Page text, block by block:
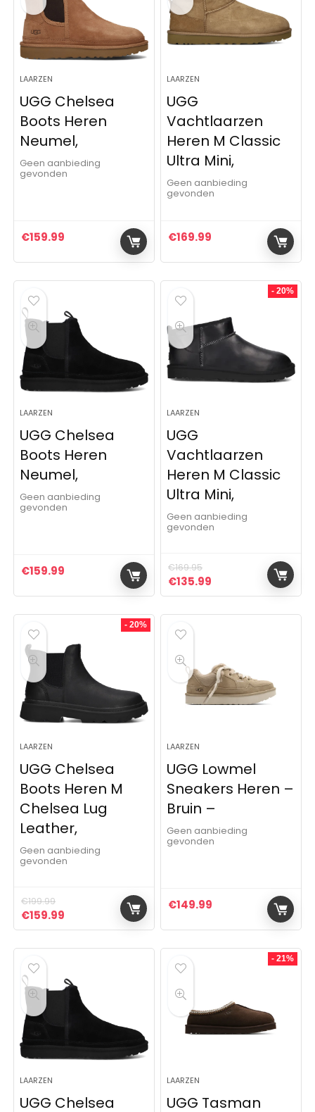
LAARZEN
UGG Chelsea
Boots Heren
Neumel,
Geen aanbieding
gevonden
€159.99
LAARZEN
UGG
Vachtlaarzen
Heren M Classic
Ultra Mini,
Geen aanbieding
gevonden
€169.99
LAARZEN
UGG Chelsea
Boots Heren
Neumel,
Geen aanbieding
gevonden
€159.99
- 20%
LAARZEN
UGG
Vachtlaarzen
Heren M Classic
Ultra Mini,
Geen aanbieding
gevonden
€169.95
Oorspronkelijke prijs was:
€135.99 Huidige prijs is:
- 20%
LAARZEN
UGG Chelsea
Boots Heren M
Chelsea Lug
Leather,
Geen aanbieding
gevonden
€199.99
Oorspronkelijke prijs was: €199.99.
€159.99 Huidige prijs is: €159.99.
LAARZEN
UGG Lowmel
Sneakers Heren –
Bruin –
Geen aanbieding
gevonden
€149.99
LAARZEN
UGG Chelsea
- 21%
LAARZEN
UGG Tasman